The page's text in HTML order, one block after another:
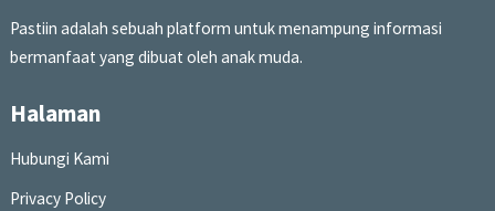
Pastiin adalah sebuah platform untuk menampung informasi
bermanfaat yang dibuat oleh anak muda.
Halaman
Hubungi Kami
Privacy Policy